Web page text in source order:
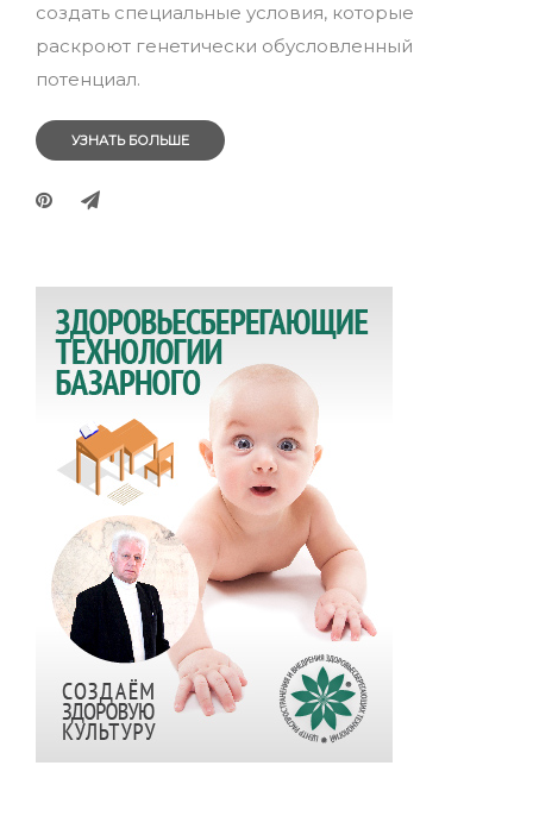
создать специальные условия, которые
раскроют генетически обусловленный
потенциал.
УЗНАТЬ БОЛЬШЕ